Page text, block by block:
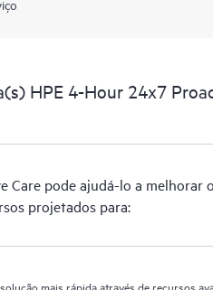
HPE 4-Hour 24x7
Care pode ajudá-lo a melhorar
projetados para:
mais rápida através de recursos